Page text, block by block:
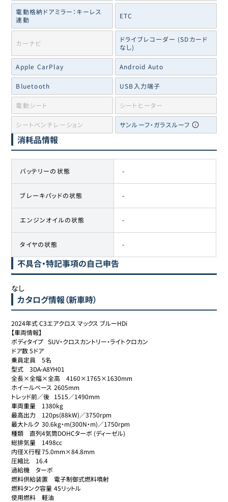
電動格納ドアミラー：キーレス
連動
ETC
カーナビ
ドライブレコーダー (SDカード
なし)
Apple CarPlay Android Auto
Bluetooth USB入力端子
電動シート シートヒーター
シートベンチレーション サンルーフ・ガラスルーフ
消耗品情報
バッテリーの状態 -
ブレーキパッドの状態 -
エンジンオイルの状態 -
タイヤの状態 -
不具合・特記事項の自己申告
なし
カタログ情報（新車時）
2024年式 C3エアクロス マックス ブルーHDi
【車両情報】
ボディタイプ	SUV・クロスカントリー・ライトクロカン
ドア数	5ドア
乗員定員	5名
型式	3DA-A8YH01
全長×全幅×全高	4160×1765×1630mm
ホイールベース	2605mm
トレッド前／後	1515／1490mm
車両重量	1380kg
最高出力	120ps(88kW)／3750rpm
最大トルク	30.6kg・m(300N・m)／1750rpm
種類	直列4気筒DOHCターボ (ディーゼル)
総排気量	1498cc
内径Ｘ行程	75.0mm×84.8mm
圧縮比	16.4
過給機	ターボ
燃料供給装置	電子制御式燃料噴射
燃料タンク容量	45リットル
使用燃料	軽油